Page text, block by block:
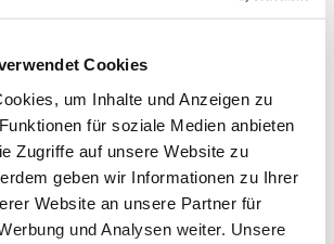
Cookies
um Inhalte und Anzeigen zu
für soziale Medien anbieten
Zugriffe auf unsere Website zu
geben wir Informationen zu Ihrer
Website an unsere Partner für
und Analysen weiter. Unsere
Köln, Kathrin Borda - Orgel,